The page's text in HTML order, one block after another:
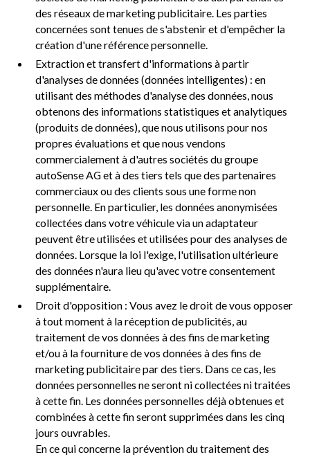
des réseaux de marketing publicitaire. Les parties
concernées sont tenues de s'abstenir et d'empêcher la
création d'une référence personnelle.
Extraction et transfert d'informations à partir
d'analyses de données (données intelligentes) : en
utilisant des méthodes d'analyse des données, nous
obtenons des informations statistiques et analytiques
(produits de données), que nous utilisons pour nos
propres évaluations et que nous vendons
commercialement à d'autres sociétés du groupe
autoSense AG et à des tiers tels que des partenaires
commerciaux ou des clients sous une forme non
personnelle. En particulier, les données anonymisées
collectées dans votre véhicule via un adaptateur
peuvent être utilisées et utilisées pour des analyses de
données. Lorsque la loi l'exige, l'utilisation ultérieure
des données n'aura lieu qu'avec votre consentement
supplémentaire.
Droit d'opposition : Vous avez le droit de vous opposer
à tout moment à la réception de publicités, au
traitement de vos données à des fins de marketing
et/ou à la fourniture de vos données à des fins de
marketing publicitaire par des tiers. Dans ce cas, les
données personnelles ne seront ni collectées ni traitées
à cette fin. Les données personnelles déjà obtenues et
combinées à cette fin seront supprimées dans les cinq
jours ouvrables.
En ce qui concerne la prévention du traitement des